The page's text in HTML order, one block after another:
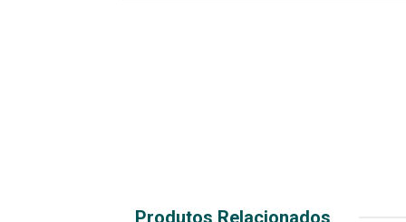
Produtos Relacionados